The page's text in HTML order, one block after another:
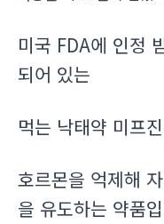
미국 FDA에 인정
되어 있는
먹는 낙태약 미프
호르몬을 억제해
을 유도하는 약품